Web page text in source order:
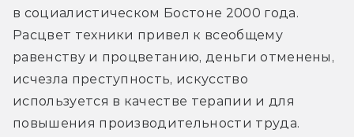
в социалистическом Бостоне 2000 года.
Расцвет техники привел к всеобщему
равенству и процветанию, деньги отменены,
исчезла преступность, искусство
используется в качестве терапии и для
повышения производительности труда.